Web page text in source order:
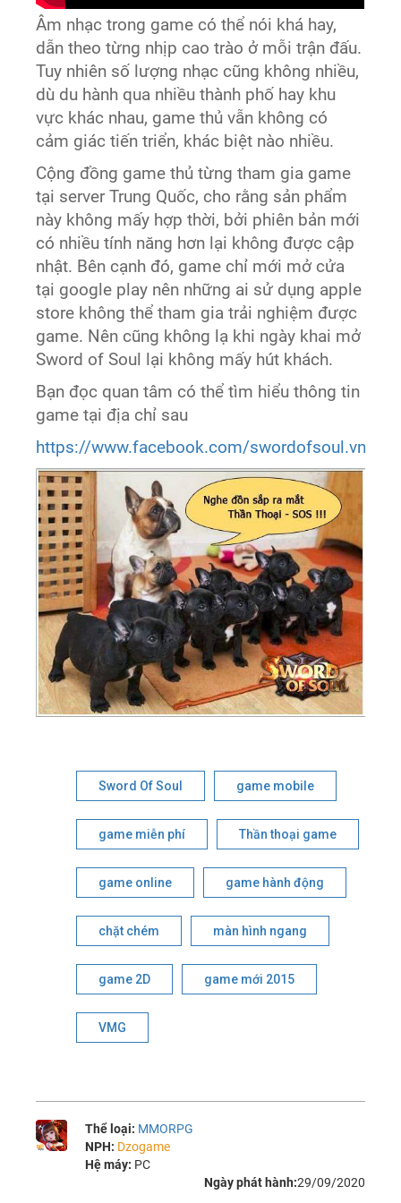
Âm nhạc trong game có thể nói khá hay,
dẫn theo từng nhịp cao trào ở mỗi trận đấu.
Tuy nhiên số lượng nhạc cũng không nhiều,
dù du hành qua nhiều thành phố hay khu
vực khác nhau, game thủ vẫn không có
cảm giác tiến triển, khác biệt nào nhiều.
Cộng đồng game thủ từng tham gia game
tại server Trung Quốc, cho rằng sản phẩm
này không mấy hợp thời, bởi phiên bản mới
có nhiều tính năng hơn lại không được cập
nhật. Bên cạnh đó, game chỉ mới mở cửa
tại google play nên những ai sử dụng apple
store không thể tham gia trải nghiệm được
game. Nên cũng không lạ khi ngày khai mở
Sword of Soul lại không mấy hút khách.
Bạn đọc quan tâm có thể tìm hiểu thông tin
game tại địa chỉ sau
https://www.facebook.com/swordofsoul.vn
Sword Of Soul game mobile
game miễn phí Thần thoại game
game online game hành động
chặt chém màn hình ngang
game 2D game mới 2015
VMG
Thể loại: MMORPG
NPH: Dzogame
Hệ máy: PC
Ngày phát hành:29/09/2020